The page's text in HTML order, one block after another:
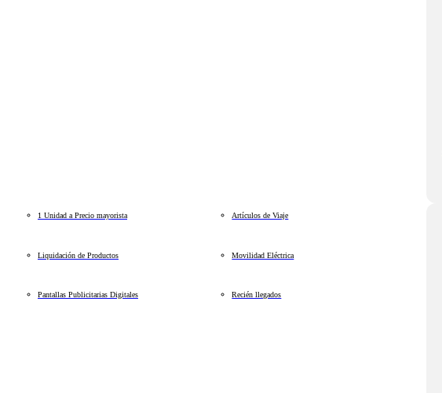
1 Unidad a Precio mayorista Artículos de Viaje
Liquidación de Productos Movilidad Eléctrica
Pantallas Publicitarias Digitales Recién llegados